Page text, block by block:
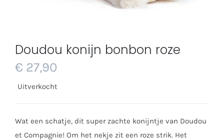
Doudou konijn bonbon roze
€ 27,90
Uitverkocht
Wat een schatje, dit super zachte konijntje van Doudou
et Compagnie! Om het nekje zit een roze strik. Het